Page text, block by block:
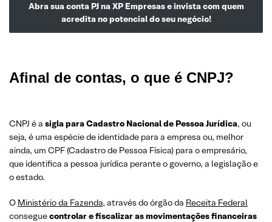
Abra sua conta PJ na XP Empresas e invista com quem
acredita no potencial do seu negócio!
Afinal de contas, o que é CNPJ?
CNPJ é a sigla para Cadastro Nacional de Pessoa Jurídica, ou
seja, é uma espécie de identidade para a empresa ou, melhor
ainda, um CPF (Cadastro de Pessoa Física) para o empresário,
que identifica a pessoa jurídica perante o governo, a legislação e
o estado.
O Ministério da Fazenda, através do órgão da Receita Federal
conseguecontrolar e fiscalizar as movimentações financeiras